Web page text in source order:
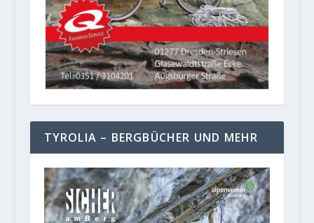
TYROLIA – BERGBÜCHER UND MEHR